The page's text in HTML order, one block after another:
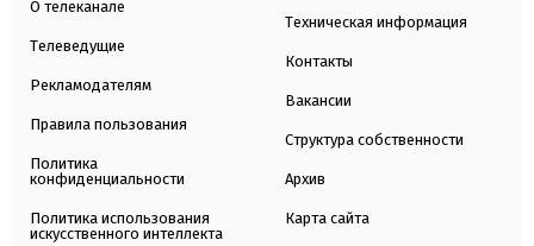
О телеканале
Телеведущие
Рекламодателям
Правила пользования
Политика
конфиденциальности
Политика использования
искусственного интеллекта
Техническая информация
Контакты
Вакансии
Структура собственности
Архив
Карта сайта